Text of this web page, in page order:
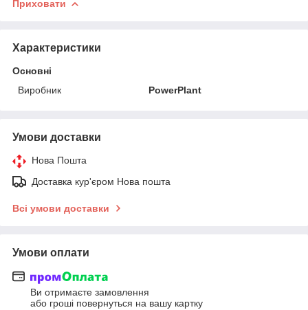
Приховати
Характеристики
Основні
Виробник
PowerPlant
Умови доставки
Нова Пошта
Доставка кур'єром Нова пошта
Всі умови доставки
Умови оплати
Ви отримаєте замовлення
або гроші повернуться на вашу картку